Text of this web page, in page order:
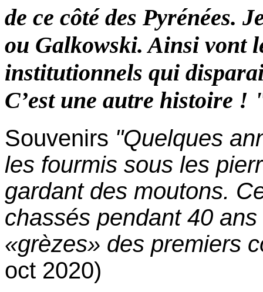
de ce côté des Pyrénées.
ou Galkowski. Ainsi vont
institutionnels qui
C’est une autre histoire !
Souvenirs "Quelques
les fourmis sous les
gardant des moutons.
chassés pendant 40
«grèzes» des premiers
oct 2020)